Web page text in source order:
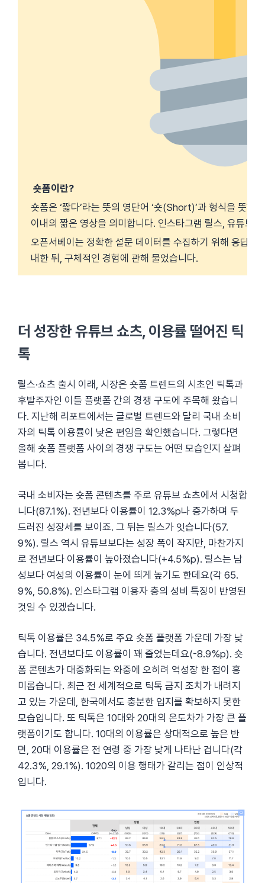
숏폼이란?
숏폼은 ‘짧다’라는 뜻의 영단어 ‘숏(Short)’과 형식을 뜻하
이내의 짦은 영상을 의미합니다. 인스타그램 릴스, 유튜브
오픈서베이는 정확한 설문 데이터를 수집하기 위해 응답자
내한 뒤, 구체적인 경험에 관해 물었습니다.
더 성장한 유튜브 쇼츠, 이용률 떨어진 틱
톡
릴스·쇼츠 출시 이래, 시장은 숏폼 트렌드의 시초인 틱톡과
후발주자인 이들 플랫폼 간의 경쟁 구도에 주목해 왔습니
다. 지난해 리포트에서는 글로벌 트렌드와 달리 국내 소비
자의 틱톡 이용률이 낮은 편임을 확인했습니다. 그렇다면
올해 숏폼 플랫폼 사이의 경쟁 구도는 어떤 모습인지 살펴
봅니다.
국내 소비자는 숏폼 콘텐츠를 주로 유튜브 쇼츠에서 시청합
니다(87.1%). 전년보다 이용률이 12.3%p나 증가하며 두
드러진 성장세를 보이죠. 그 뒤는 릴스가 잇습니다(57.
9%). 릴스 역시 유튜브보다는 성장 폭이 작지만, 마찬가지
로 전년보다 이용률이 높아졌습니다(+4.5%p). 릴스는 남
성보다 여성의 이용률이 눈에 띄게 높기도 한데요(각 65.
9%, 50.8%). 인스타그램 이용자 층의 성비 특징이 반영된
것일 수 있겠습니다.
틱톡 이용률은 34.5%로 주요 숏폼 플랫폼 가운데 가장 낮
습니다. 전년보다도 이용률이 꽤 줄었는데요(-8.9%p). 숏
폼 콘텐츠가 대중화되는 와중에 오히려 역성장 한 점이 흥
미롭습니다. 최근 전 세계적으로 틱톡 금지 조치가 내려지
고 있는 가운데, 한국에서도 충분한 입지를 확보하지 못한
모습입니다. 또 틱톡은 10대와 20대의 온도차가 가장 큰 플
랫폼이기도 합니다. 10대의 이용률은 상대적으로 높은 반
면, 20대 이용률은 전 연령 중 가장 낮게 나타난 겁니다(각
42.3%, 29.1%). 1020의 이용 행태가 갈리는 점이 인상적
입니다.